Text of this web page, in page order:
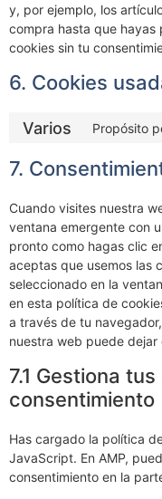
y, por ejemplo, los
compra hasta que hayas
cookies sin tu
6. Cookies
Varios Propósito
7.
Cuando visites nuestra
ventana emergente con
pronto como hagas clic
aceptas que usemos las
seleccionado en la
en esta política de
a través de tu
nuestra web puede
7.1 Gestiona
consentimiento
Has cargado la política
JavaScript. En AMP,
consentimiento en la